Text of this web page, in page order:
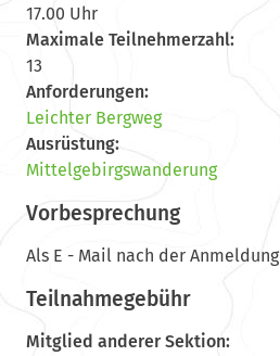
17.00 Uhr
Maximale Teilnehmerzahl:
13
Anforderungen:
Leichter Bergweg
Ausrüstung:
Mittelgebirgswanderung
Vorbesprechung
Als E - Mail nach der Anmeldung
Teilnahmegebühr
Mitglied anderer Sektion: